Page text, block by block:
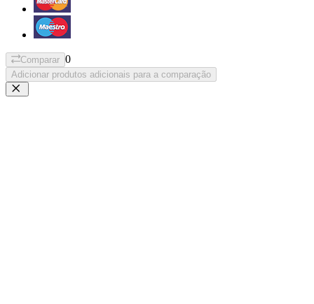
Comparar 0
Adicionar produtos adicionais para a comparação